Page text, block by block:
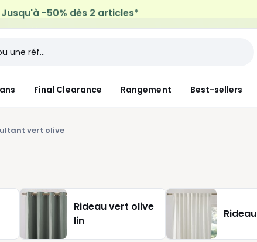
offerte*sur tous vos achats Mode & Maison
Final Clearance Rangement Best-sellers
vert olive
Rideau vert olive
lin
Rideau